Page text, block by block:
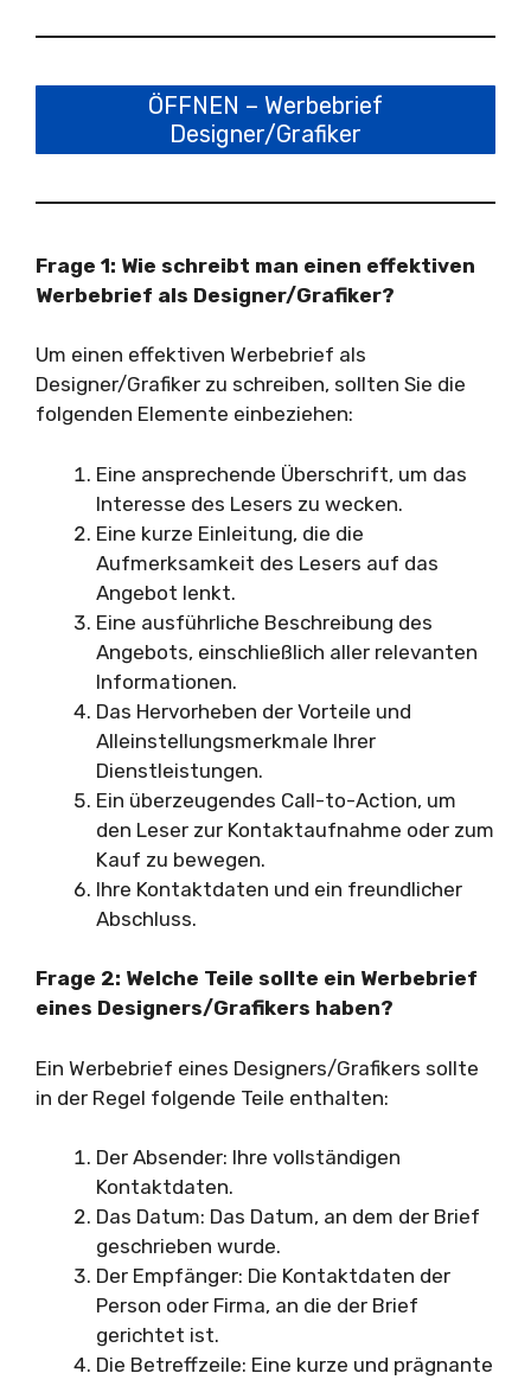
ÖFFNEN – Werbebrief
Designer/Grafiker
Frage 1: Wie schreibt man einen effektiven
Werbebrief als Designer/Grafiker?
Um einen effektiven Werbebrief als
Designer/Grafiker zu schreiben, sollten Sie die
folgenden Elemente einbeziehen:
Eine ansprechende Überschrift, um das
Interesse des Lesers zu wecken.
Eine kurze Einleitung, die die
Aufmerksamkeit des Lesers auf das
Angebot lenkt.
Eine ausführliche Beschreibung des
Angebots, einschließlich aller relevanten
Informationen.
Das Hervorheben der Vorteile und
Alleinstellungsmerkmale Ihrer
Dienstleistungen.
Ein überzeugendes Call-to-Action, um
den Leser zur Kontaktaufnahme oder zum
Kauf zu bewegen.
Ihre Kontaktdaten und ein freundlicher
Abschluss.
Frage 2: Welche Teile sollte ein Werbebrief
eines Designers/Grafikers haben?
Ein Werbebrief eines Designers/Grafikers sollte
in der Regel folgende Teile enthalten:
Der Absender: Ihre vollständigen
Kontaktdaten.
Das Datum: Das Datum, an dem der Brief
geschrieben wurde.
Der Empfänger: Die Kontaktdaten der
Person oder Firma, an die der Brief
gerichtet ist.
Die Betreffzeile: Eine kurze und prägnante